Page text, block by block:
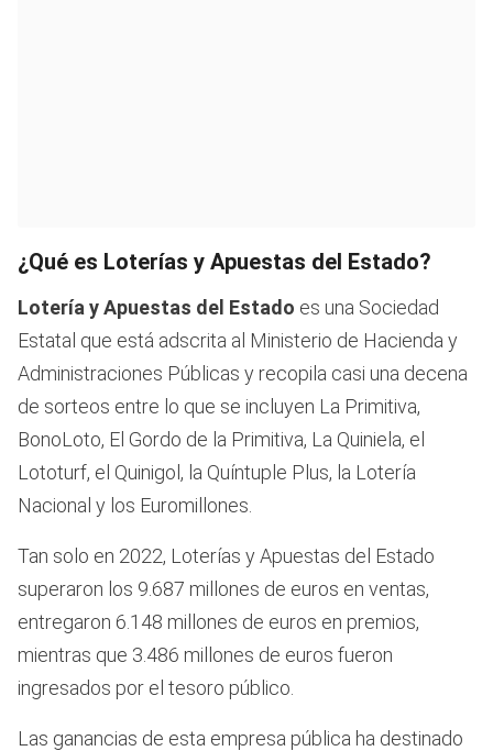
¿Qué es Loterías y Apuestas del Estado?
Lotería y Apuestas del Estado es una Sociedad
Estatal que está adscrita al Ministerio de Hacienda y
Administraciones Públicas y recopila casi una decena
de sorteos entre lo que se incluyen La Primitiva,
BonoLoto, El Gordo de la Primitiva, La Quiniela, el
Lototurf, el Quinigol, la Quíntuple Plus, la Lotería
Nacional y los Euromillones.
Tan solo en 2022, Loterías y Apuestas del Estado
superaron los 9.687 millones de euros en ventas,
entregaron 6.148 millones de euros en premios,
mientras que 3.486 millones de euros fueron
ingresados por el tesoro público.
Las ganancias de esta empresa pública ha destinado